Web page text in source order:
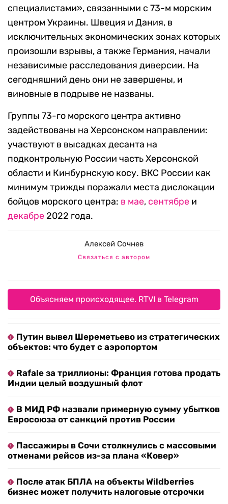
специалистами», связанными с 73-м морским
центром Украины. Швеция и Дания, в
исключительных экономических зонах которых
произошли взрывы, а также Германия, начали
независимые расследования диверсии. На
сегодняшний день они не завершены, и
виновные в подрыве не названы.
Группы 73-го морского центра активно
задействованы на Херсонском направлении:
участвуют в высадках десанта на
подконтрольную России часть Херсонской
области и Кинбурнскую косу. ВКС России как
минимум трижды поражали места дислокации
бойцов морского центра: в мае, сентябре и
декабре2022 года.
Алексей Сочнев
Связаться с автором
Объясняем происходящее. RTVI в Telegram
Путин вывел Шереметьево из стратегических
объектов: что будет с аэропортом
Rafale за триллионы: Франция готова продать
Индии целый воздушный флот
В МИД РФ назвали примерную сумму убытков
Евросоюза от санкций против России
Пассажиры в Сочи столкнулись с массовыми
отменами рейсов из-за плана «Ковер»
После атак БПЛА на объекты Wildberries
бизнес может получить налоговые отсрочки